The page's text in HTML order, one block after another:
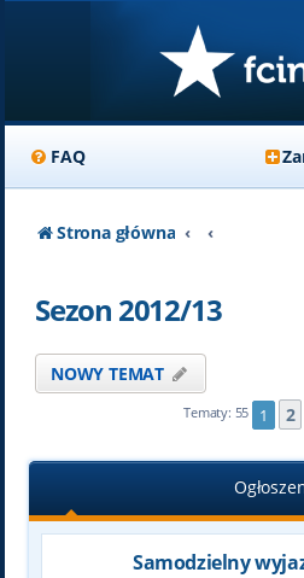
FAQ
Strona główna
Sezon 2012/13
NOWY TEMAT
Tematy: 55 1 2
Samodzielny